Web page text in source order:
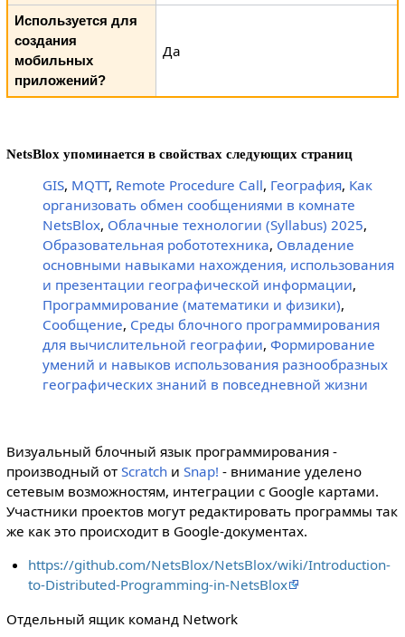
Используется для
создания
мобильных
приложений?
Да
NetsBlox упоминается в свойствах следующих страниц
GIS, MQTT, Remote Procedure Call, География, Как
организовать обмен сообщениями в комнате
NetsBlox, Облачные технологии (Syllabus) 2025,
Образовательная робототехника, Овладение
основными навыками нахождения, использования
и презентации географической информации,
Программирование (математики и физики),
Сообщение, Среды блочного программирования
для вычислительной географии, Формирование
умений и навыков использования разнообразных
географических знаний в повседневной жизни
Визуальный блочный язык программирования -
производный от Scratchи Snap! - внимание уделено
сетевым возможностям, интеграции с Google картами.
Участники проектов могут редактировать программы так
же как это происходит в Google-документах.
https://github.com/NetsBlox/NetsBlox/wiki/Introduction-
to-Distributed-Programming-in-NetsBlox
Отдельный ящик команд Network